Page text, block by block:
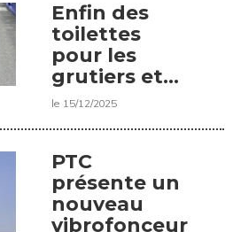
Enfin des
toilettes
pour les
grutiers et
grutières
le 15/12/2025
PTC
présente un
nouveau
vibrofonceur